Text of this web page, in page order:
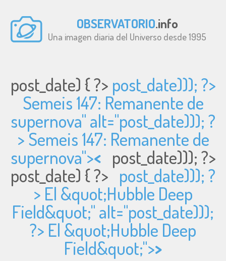
OBSERVATORIO.info
Una imagen diaria del Universo desde 1995
post_date) { ?> post_date))); ?>
Semeis 147: Remanente de
supernova" alt="post_date))); ?
> Semeis 147: Remanente de
supernova">< post_date))); ?>
post_date) { ?> post_date))); ?
> El &quot;Hubble Deep
Field&quot;" alt="post_date)));
?> El &quot;Hubble Deep
Field&quot;">>